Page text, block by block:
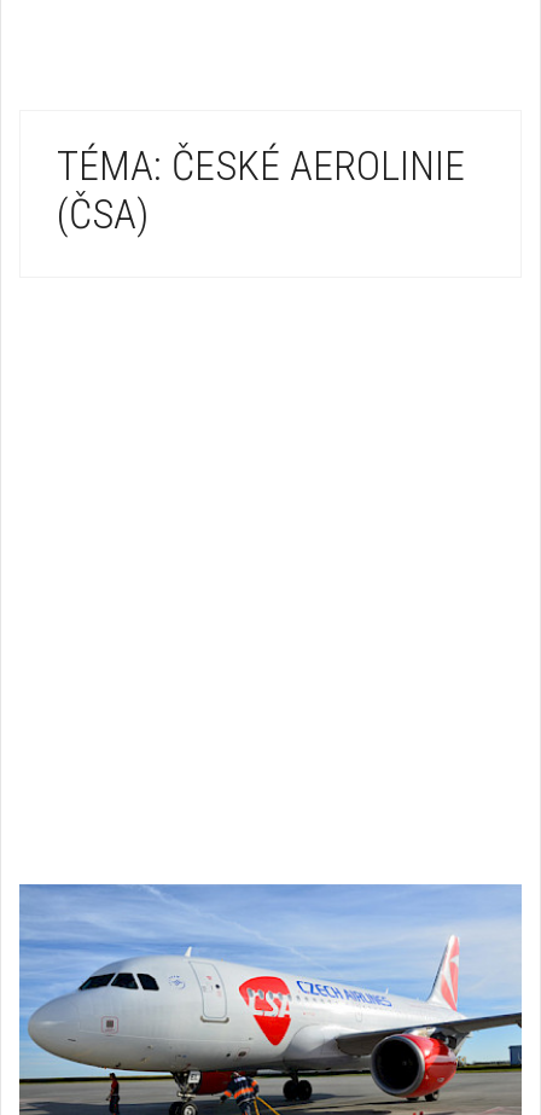
TÉMA: ČESKÉ AEROLINIE
(ČSA)